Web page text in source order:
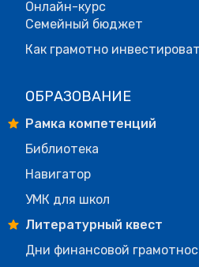
Онлайн-курс
Семейный бюджет
Как грамотно
ОБРАЗОВАНИЕ
Рамка компетенций
Библиотека
Навигатор
УМК для школ
Литературный квест
Дни финансовой